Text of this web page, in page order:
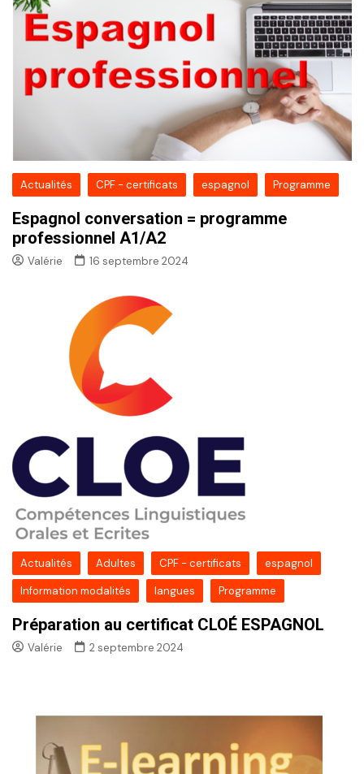
Actualités CPF - certificats espagnol Programme
Espagnol conversation = programme
professionnel A1/A2
Valérie 16 septembre 2024
Actualités Adultes CPF - certificats
espagnol
Information modalités
langues Programme
Préparation au certificat CLOÉ ESPAGNOL
Valérie 2 septembre 2024